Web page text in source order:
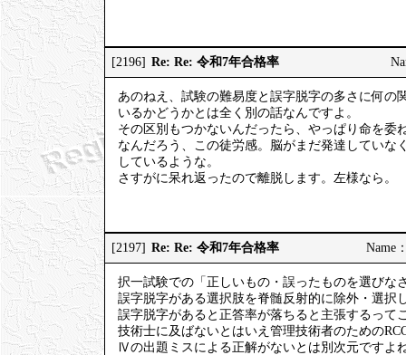
[2196] Re: Re: 令和7年合格率
あのねえ、試験の難易度と誤字脱字の多さに何の
いるかどうかとは全く別の話なんですよ。
その区別もつかないんだったら、やっぱり命を委
なんだろう、この徒労感。脳がまだ発達してい
しているような。
さすがに呆れ返ったので離脱します。左様なら。
[2197] Re: Re: 令和7年合格率 Name
択一試験での「正しいもの・誤ったものを選びな
誤字脱字がある選択肢を脊髄反射的に除外・選択
誤字脱字があると正答率が落ちると主張するって
技術士に及ばないとはいえ管理技術者のための
Ⅳの出題ミスによる正解がないとは別次元ですよ